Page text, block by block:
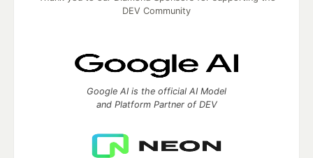
DEV Community
Google AI is the official AI Model
and Platform Partner of DEV